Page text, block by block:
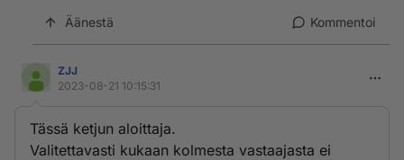
Äänestä Kommentoi
ZJJ
2023-08-21 10:15:31
Tässä ketjun aloittaja.
Valitettavasti kukaan kolmesta vastaajasta ei